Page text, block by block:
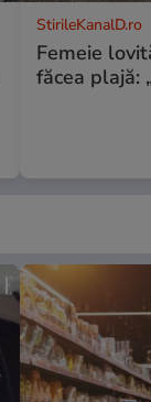
StirileKanalD.ro
Femeie
făcea plajă: